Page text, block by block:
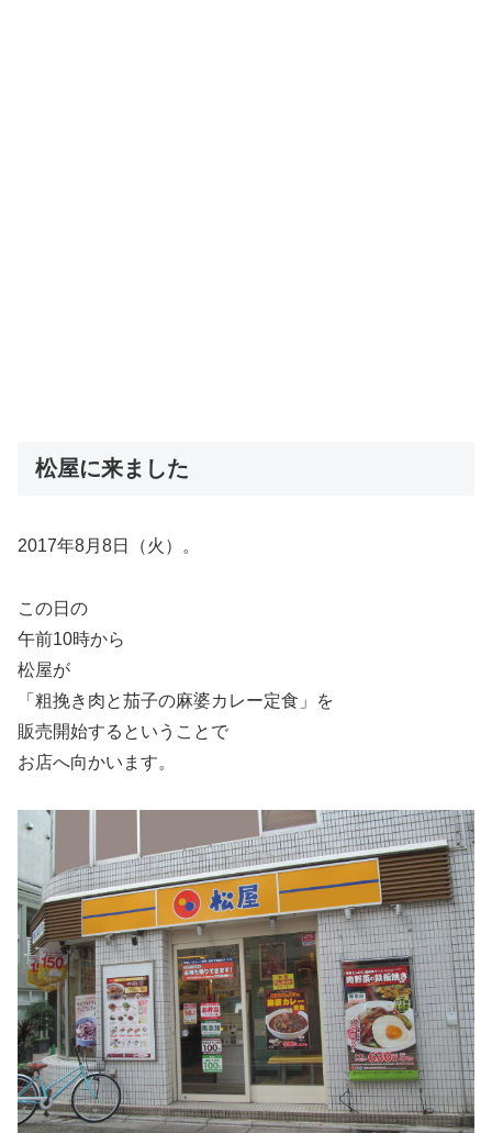
松屋に来ました
2017年8月8日（火）。
この日の
午前10時から
松屋が
「粗挽き肉と茄子の麻婆カレー定食」を
販売開始するということで
お店へ向かいます。